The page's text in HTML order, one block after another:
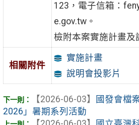
123，電子信箱：
e.gov.tw。
檢附本案實施計畫及
相關附件
實施計畫
說明會投影片
【2026-06-03】
國發會檔
2026」暑期系列活動